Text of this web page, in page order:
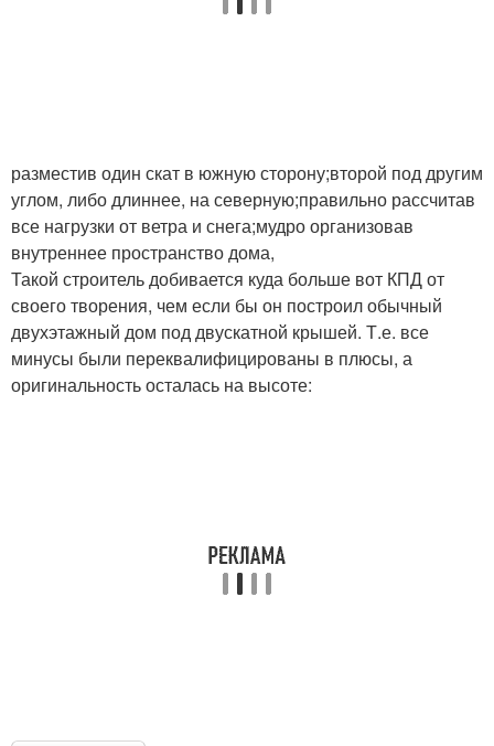
разместив один скат в южную сторону;второй под другим
углом, либо длиннее, на северную;правильно рассчитав
все нагрузки от ветра и снега;мудро организовав
внутреннее пространство дома,
Такой строитель добивается куда больше вот КПД от
своего творения, чем если бы он построил обычный
двухэтажный дом под двускатной крышей. Т.е. все
минусы были переквалифицированы в плюсы, а
оригинальность осталась на высоте: